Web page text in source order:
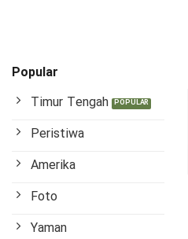
Popular
Timur Tengah
Peristiwa
Amerika
Foto
Yaman